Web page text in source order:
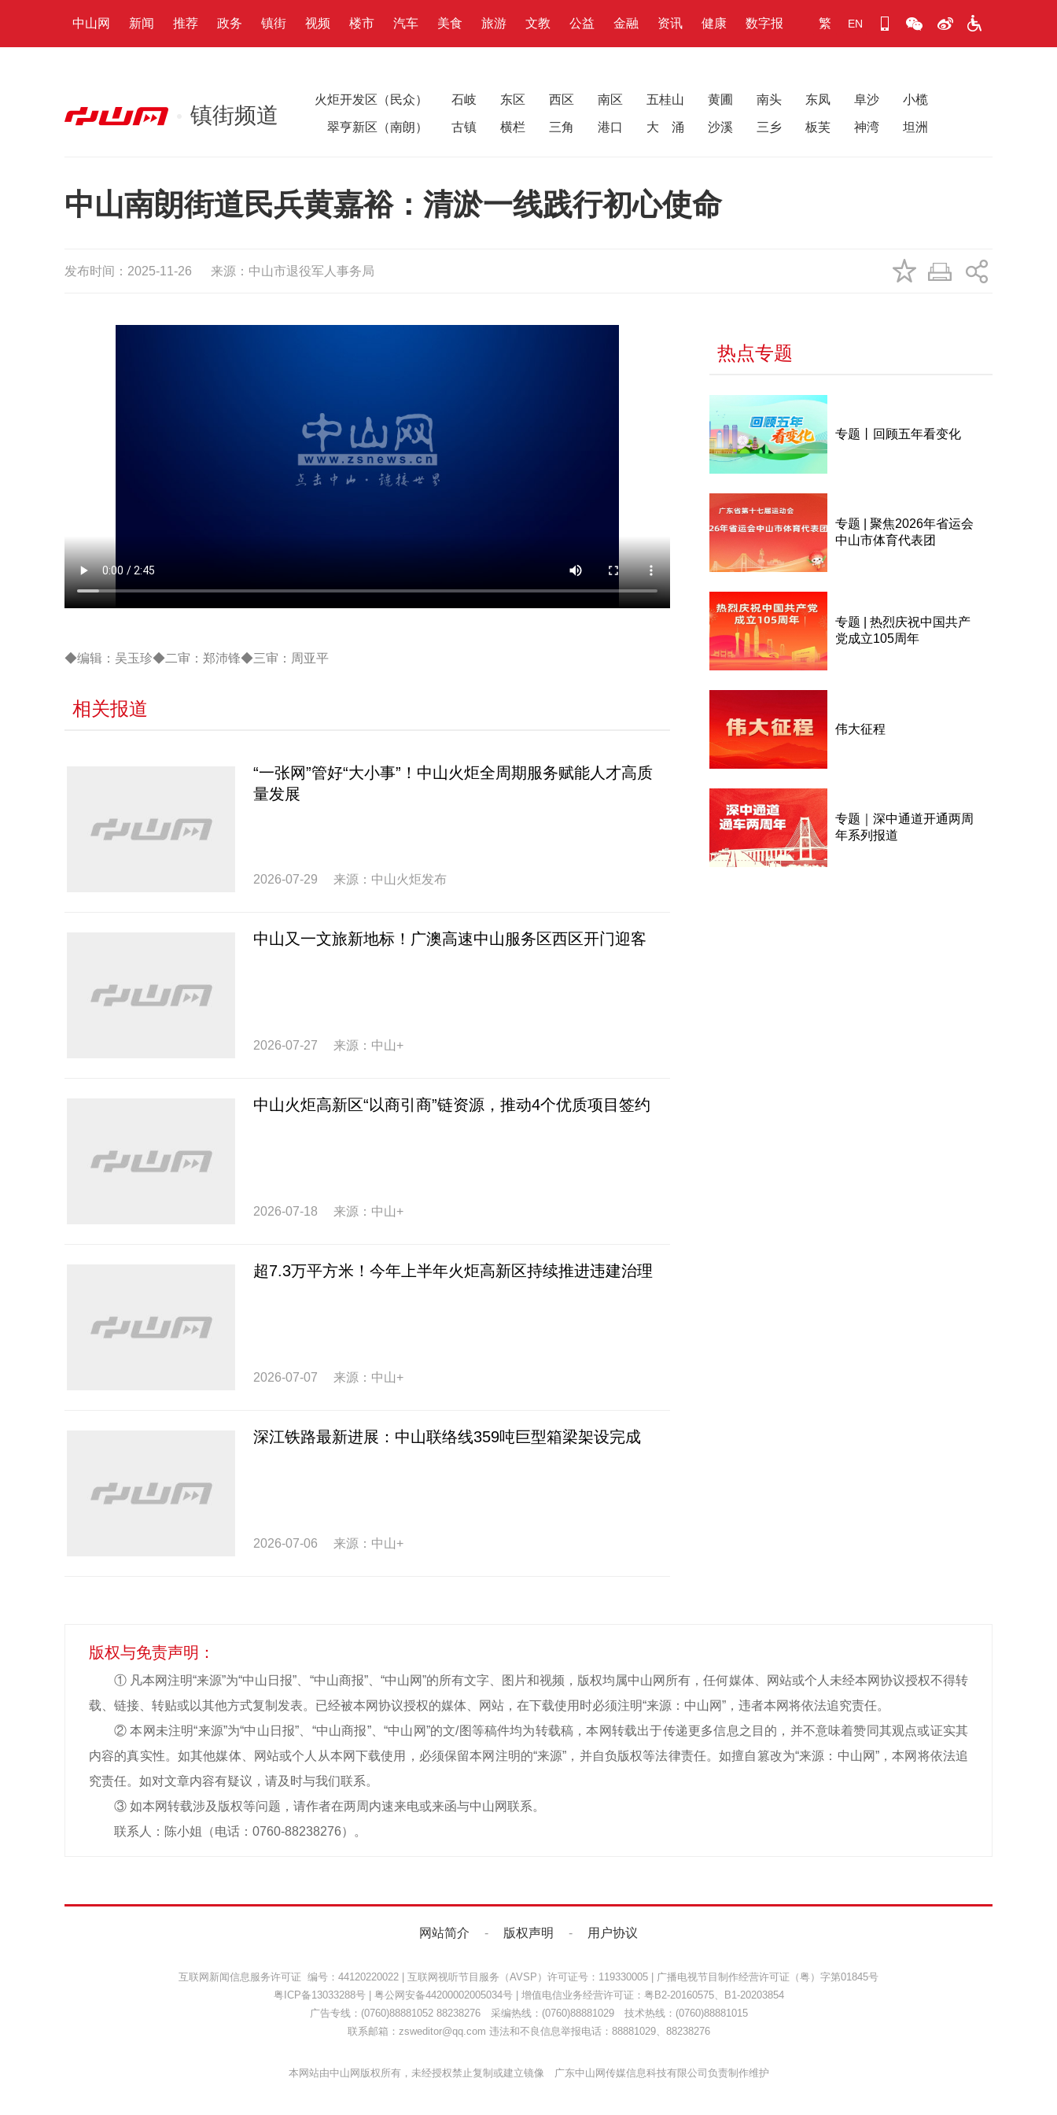
中山网 新闻 推荐 政务 镇街 视频 楼市 汽车 美食 旅游 文教 公益 金融 资讯 健康 数字报 繁 EN
镇街频道
火炬开发区（民众） 石岐 东区 西区 南区 五桂山 黄圃 南头 东凤 阜沙 小榄
翠亨新区（南朗） 古镇 横栏 三角 港口 大 涌 沙溪 三乡 板芙 神湾 坦洲
中山南朗街道民兵黄嘉裕：清淤一线践行初心使命
发布时间：2025-11-26 来源：中山市退役军人事务局
◆编辑：吴玉珍◆二审：郑沛锋◆三审：周亚平
相关报道
“一张网”管好“大小事”！中山火炬全周期服务赋能人才高质
量发展
2026-07-29 来源：中山火炬发布
中山又一文旅新地标！广澳高速中山服务区西区开门迎客
2026-07-27 来源：中山+
中山火炬高新区“以商引商”链资源，推动4个优质项目签约
2026-07-18 来源：中山+
超7.3万平方米！今年上半年火炬高新区持续推进违建治理
2026-07-07 来源：中山+
深江铁路最新进展：中山联络线359吨巨型箱梁架设完成
2026-07-06 来源：中山+
热点专题
专题丨回顾五年看变化
专题 | 聚焦2026年省运会
中山市体育代表团
专题 | 热烈庆祝中国共产
党成立105周年
伟大征程
专题｜深中通道开通两周
年系列报道
版权与免责声明：
① 凡本网注明“来源”为“中山日报”、“中山商报”、“中山网”的所有文字、图片和视频，版权均属中山网所有，任何媒体、网站或个人未经本网协议授权不得转
载、链接、转贴或以其他方式复制发表。已经被本网协议授权的媒体、网站，在下载使用时必须注明“来源：中山网”，违者本网将依法追究责任。
② 本网未注明“来源”为“中山日报”、“中山商报”、“中山网”的文/图等稿件均为转载稿，本网转载出于传递更多信息之目的，并不意味着赞同其观点或证实其
内容的真实性。如其他媒体、网站或个人从本网下载使用，必须保留本网注明的“来源”，并自负版权等法律责任。如擅自篡改为“来源：中山网”，本网将依法追
究责任。如对文章内容有疑议，请及时与我们联系。
③ 如本网转载涉及版权等问题，请作者在两周内速来电或来函与中山网联系。
联系人：陈小姐（电话：0760-88238276）。
网站简介 - 版权声明 - 用户协议
互联网新闻信息服务许可证 编号：44120220022 互联网视听节目服务（AVSP）许可证号：119330005
广播电视节目制作经营许可证（粤）字第01845号
粤ICP备13033288号| 粤公网安备44200002005034号| 增值电信业务经营许可证： 粤B2-20160575、
B1-20203854
广告专线：(0760)88881052 88238276 采编热线：(0760)88881029 技术热线：(0760)88881015
联系邮箱：zsweditor@qq.com 违法和不良信息举报电话：88881029、88238276
本网站由中山网版权所有，未经授权禁止复制或建立镜像 广东中山网传媒信息科技有限公司负责制作维护